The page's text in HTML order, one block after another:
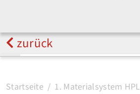
zurück
Startseite
1. Materialsystem HPL